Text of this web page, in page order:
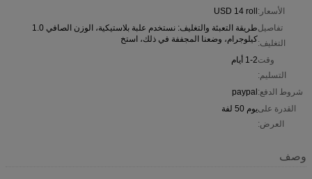
الأسعار:USD 14 roll
تفاصيل
التغليف:
طريقة التعبئة والتغليف: نستخدم علبة بلاستيكية، الوزن الصافي 1.0
كيلوجرام، وضعنا المجففة في ذلك، استخ
وقت
التسليم:
1-2 أيام
شروط الدفع:paypal
القدرة على
العرض:
يوم 50 لفة
وصف